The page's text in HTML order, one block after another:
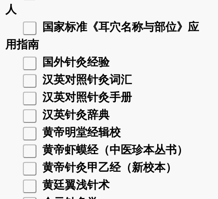
人
国家标准《耳穴名称与部位》应
用指南
国外针灸经验
汉英对照针灸词汇
汉英对照针灸手册
汉英针灸辞典
黄帝明堂经辑校
黄帝虾蟆经（中医珍本丛书）
黄帝针灸甲乙经（新校本）
黄廷翼浅针术